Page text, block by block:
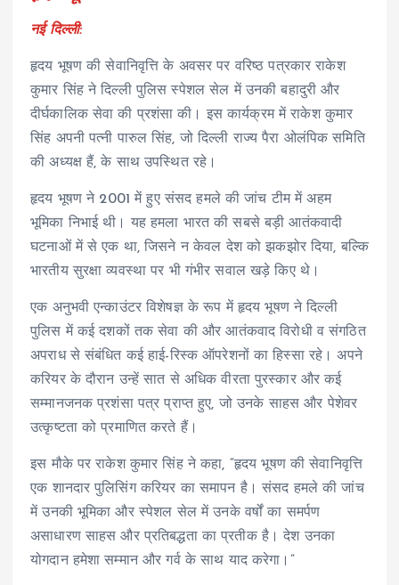
नई दिल्ली:
हृदय भूषण की सेवानिवृत्ति के अवसर पर वरिष्ठ पत्रकार राकेश
कुमार सिंह ने दिल्ली पुलिस स्पेशल सेल में उनकी बहादुरी और
दीर्घकालिक सेवा की प्रशंसा की। इस कार्यक्रम में राकेश कुमार
सिंह अपनी पत्नी पारुल सिंह, जो दिल्ली राज्य पैरा ओलंपिक समिति
की अध्यक्ष हैं, के साथ उपस्थित रहे।
हृदय भूषण ने 2001 में हुए संसद हमले की जांच टीम में अहम
भूमिका निभाई थी। यह हमला भारत की सबसे बड़ी आतंकवादी
घटनाओं में से एक था, जिसने न केवल देश को झकझोर दिया, बल्कि
भारतीय सुरक्षा व्यवस्था पर भी गंभीर सवाल खड़े किए थे।
एक अनुभवी एन्काउंटर विशेषज्ञ के रूप में हृदय भूषण ने दिल्ली
पुलिस में कई दशकों तक सेवा की और आतंकवाद विरोधी व संगठित
अपराध से संबंधित कई हाई-रिस्क ऑपरेशनों का हिस्सा रहे। अपने
करियर के दौरान उन्हें सात से अधिक वीरता पुरस्कार और कई
सम्मानजनक प्रशंसा पत्र प्राप्त हुए, जो उनके साहस और पेशेवर
उत्कृष्टता को प्रमाणित करते हैं।
इस मौके पर राकेश कुमार सिंह ने कहा, “हृदय भूषण की सेवानिवृत्ति
एक शानदार पुलिसिंग करियर का समापन है। संसद हमले की जांच
में उनकी भूमिका और स्पेशल सेल में उनके वर्षों का समर्पण
असाधारण साहस और प्रतिबद्धता का प्रतीक है। देश उनका
योगदान हमेशा सम्मान और गर्व के साथ याद करेगा।”